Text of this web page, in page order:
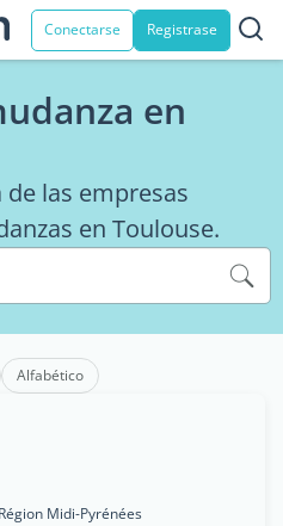
Conectarse Registrase
en
las empresas
en Toulouse.
Alfabético
Midi-Pyrénées